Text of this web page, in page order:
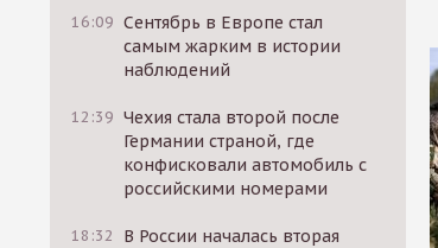
16:09 Сентябрь в Европе стал
самым жарким в истории
наблюдений
12:39 Чехия стала второй после
Германии страной, где
конфисковали автомобиль с
российскими номерами
18:32
В России началась вторая